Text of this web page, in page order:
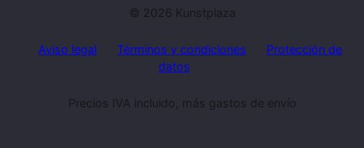
© 2026 Kunstplaza
Aviso legal Términos y condiciones
Protección de
datos
Precios IVA incluido, más gastos de envío